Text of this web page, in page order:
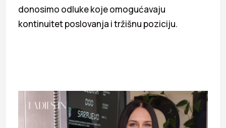
donosimo odluke koje omogućavaju
kontinuitet poslovanja i tržišnu poziciju.